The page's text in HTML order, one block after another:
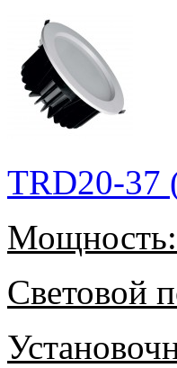
TRD20-37
Мощность:
Световой